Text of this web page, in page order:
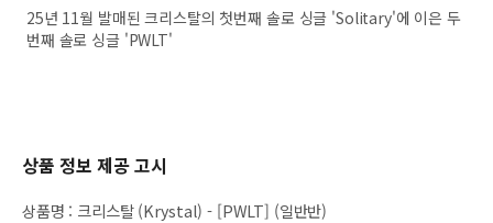
25년 11월 발매된 크리스탈의 첫번째 솔로 싱글 'Solitary'에 이은 두
번째 솔로 싱글 'PWLT'
상품 정보 제공 고시
상품명 : 크리스탈 (Krystal) - [PWLT] (일반반)